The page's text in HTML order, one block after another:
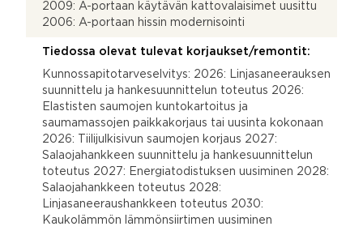
2009: A-portaan käytävän kattovalaisimet uusittu
2006: A-portaan hissin modernisointi
Tiedossa olevat tulevat korjaukset/remontit:
Kunnossapitotarveselvitys: 2026: Linjasaneerauksen
suunnittelu ja hankesuunnittelun toteutus 2026:
Elastisten saumojen kuntokartoitus ja
saumamassojen paikkakorjaus tai uusinta kokonaan
2026: Tiilijulkisivun saumojen korjaus 2027:
Salaojahankkeen suunnittelu ja hankesuunnittelun
toteutus 2027: Energiatodistuksen uusiminen 2028:
Salaojahankkeen toteutus 2028:
Linjasaneeraushankkeen toteutus 2030:
Kaukolämmön lämmönsiirtimen uusiminen